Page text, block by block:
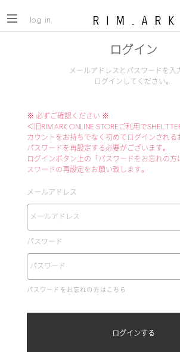
log in
ログイン
メールアドレスとパスワードを入
ログインしてください。
※ 必ずご確認ください ※
＜旧RIM.ARK ONLINE STOREご利用で
カウントをお持ちでなく初めてログインされる
パスワードを再設定する必要がございます。
ログインボタン上の「パスワードをお忘れの方
スワードの再設定をお願い致します。
メールアドレス
パスワード
パスワードをお忘れの方はこちら